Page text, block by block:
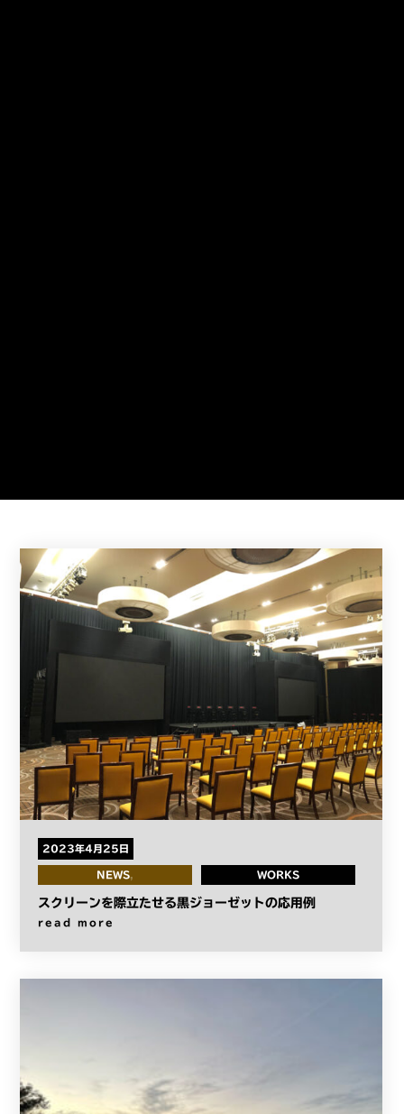
2023年4月25日
NEWS WORKS
スクリーンを際立たせる黒ジョーゼットの応用例
read more